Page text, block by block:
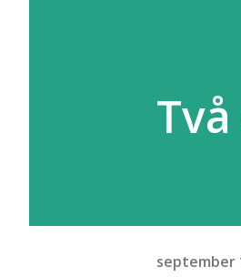
september